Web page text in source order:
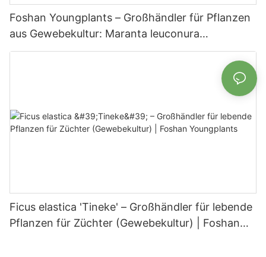
Foshan Youngplants – Großhändler für Pflanzen
aus Gewebekultur: Maranta leuconura
Kerchoveana | Foshan Youngplants
Ficus elastica 'Tineke' – Großhändler für lebende
Pflanzen für Züchter (Gewebekultur) | Foshan